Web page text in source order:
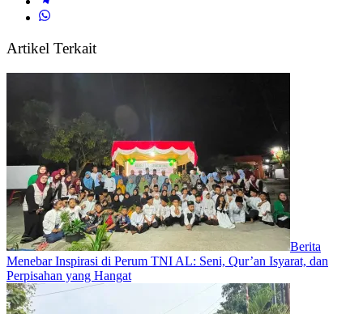
Artikel Terkait
Berita
Menebar Inspirasi di Perum TNI AL: Seni, Qur’an Isyarat, dan
Perpisahan yang Hangat